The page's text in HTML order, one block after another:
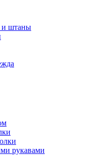
и штаны
рукавами